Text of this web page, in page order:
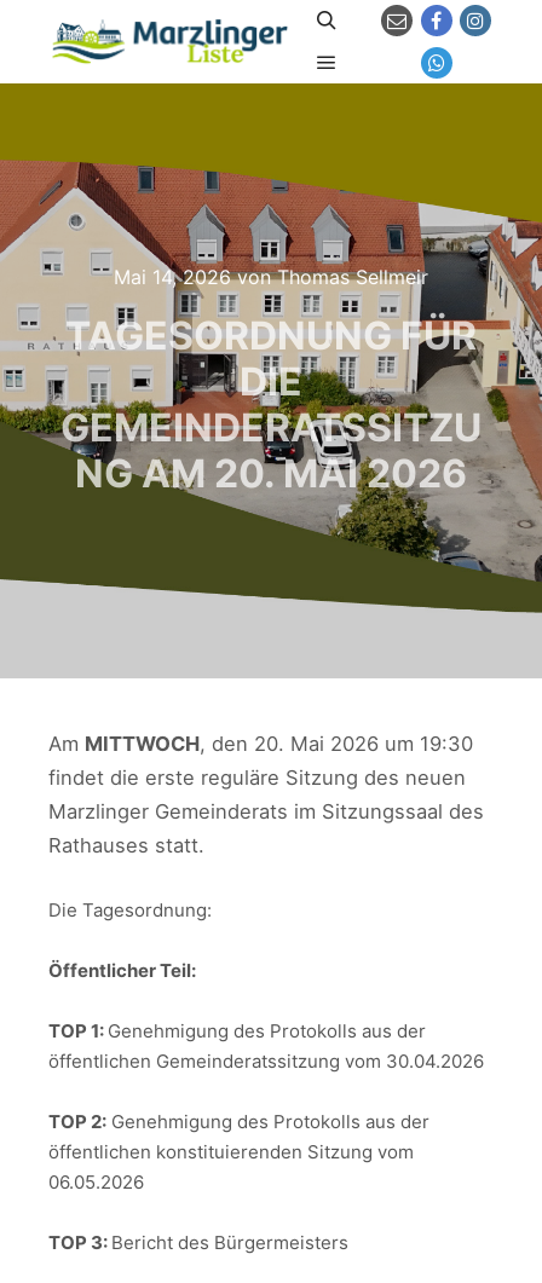
Suchen
Mai 14, 2026vonThomas Sellmeir
TAGESORDNUNG FÜR
DIE
GEMEINDERATSSITZU
NG AM 20. MAI 2026
Am MITTWOCH, den 20. Mai 2026 um 19:30
findet die erste reguläre Sitzung des neuen
Marzlinger Gemeinderats im Sitzungssaal des
Rathauses statt.
Die Tagesordnung:
Öffentlicher Teil:
TOP 1: Genehmigung des Protokolls aus der
öffentlichen Gemeinderatssitzung vom 30.04.2026
TOP 2: Genehmigung des Protokolls aus der
öffentlichen konstituierenden Sitzung vom
06.05.2026
TOP 3: Bericht des Bürgermeisters